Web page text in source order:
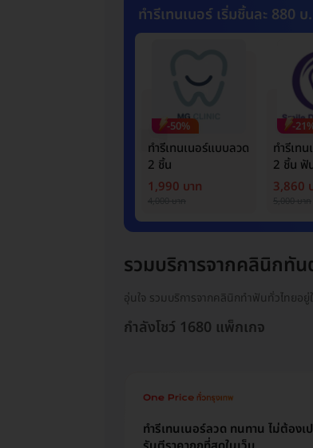
ทำรีเทนเนอร์ เริ่มชิ้นละ 880 บ.
-50%
ทำรีเทนเนอร์แบบลวด
2 ชิ้น
1,990 บาท
-
ทำรีเท
2 ชิ้น ฟั
3,860
รวมบริการจากคลินิกทั
อุ่นใจ รวมบริการจากคลินิกทำฟันทั่วไทย
กำลังโชว์ 1680 แพ็กเกจ
ทำรีเทนเนอร์ลวด ทนทาน ไม่ต้อง